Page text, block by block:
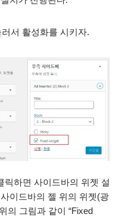
서 활성화를 시키자.
릭하면 사이드바의 위젯 설
이드바의 젤 위의 위젯(광
의 그림과 같이 “Fixed